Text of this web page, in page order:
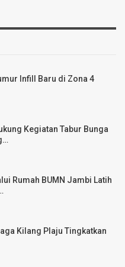
Infill Baru di Zona 4
Kegiatan Tabur Bunga
Rumah BUMN Jambi Latih
Kilang Plaju Tingkatkan